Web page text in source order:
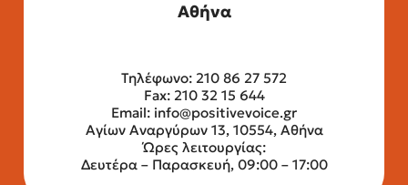
Αθήνα
Τηλέφωνο: 210 86 27 572
Fax: 210 32 15 644
Email: info@positivevoice.gr
Αγίων Αναργύρων 13, 10554, Αθήνα
Ώρες λειτουργίας:
Δευτέρα – Παρασκευή, 09:00 – 17:00